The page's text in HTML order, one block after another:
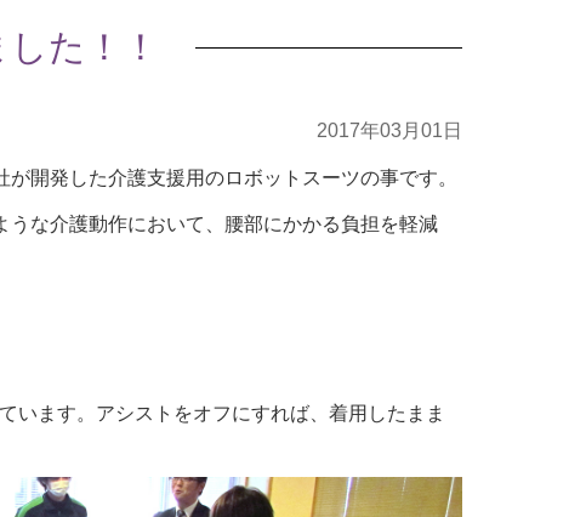
た！！
2017年03月01日
開発した介護支援用のロボットスーツの事です。
な介護動作において、腰部にかかる負担を軽減
います。アシストをオフにすれば、着用したまま